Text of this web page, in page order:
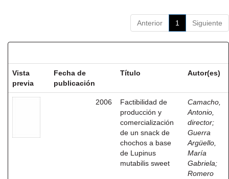
Anterior 1 Siguiente
Vista
previa
Fecha de
publicación
Título Autor(es)
2006
Factibilidad de
producción y
comercialización
de un snack de
chochos a base
de Lupinus
mutabilis sweet
Camacho,
Antonio,
director;
Guerra
Argüello,
María
Gabriela;
Romero